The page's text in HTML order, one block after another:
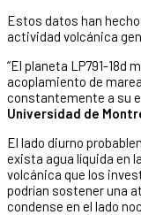
Estos datos han
actividad volcánica
“El planeta LP791-18d
acoplamiento de
constantemente a su
Universidad de
El lado diurno
exista agua líquida en
volcánica que los
podrían sostener una
condense en el lado